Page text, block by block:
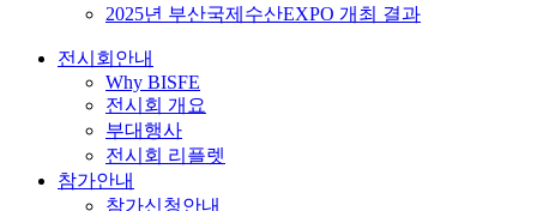
2025년 부산국제수산EXPO 개최 결과
전시회안내
Why BISFE
전시회 개요
부대행사
전시회 리플렛
참가안내
참가신청안내